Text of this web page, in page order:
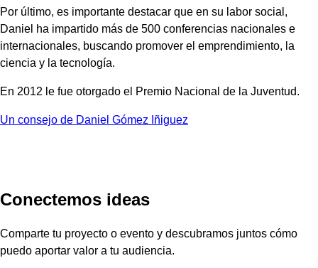
Por último, es importante destacar que en su labor social,
Daniel ha impartido más de 500 conferencias nacionales e
internacionales, buscando promover el emprendimiento, la
ciencia y la tecnología.
En 2012 le fue otorgado el Premio Nacional de la Juventud.
Un consejo de Daniel Gómez Iñiguez
Conectemos ideas
Comparte tu proyecto o evento y descubramos juntos cómo
puedo aportar valor a tu audiencia.